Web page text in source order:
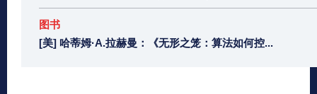
图书
[美] 哈蒂姆·A.拉赫曼：《无形之笼：算法如何控...